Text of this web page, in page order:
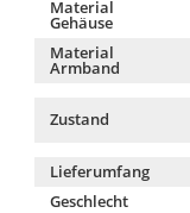
Material
Gehäuse
Material
Armband
Zustand
Lieferumfang
Geschlecht